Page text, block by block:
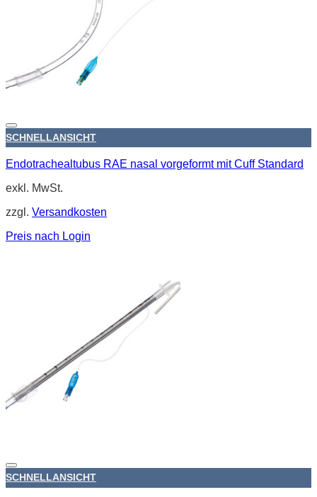
SCHNELLANSICHT
Endotrachealtubus RAE nasal vorgeformt mit Cuff Standard
exkl. MwSt.
zzgl. Versandkosten
Preis nach Login
SCHNELLANSICHT